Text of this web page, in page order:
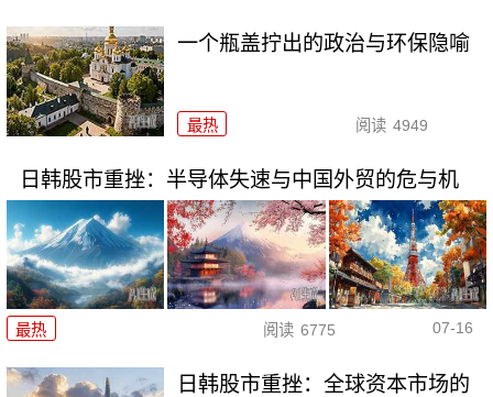
一个瓶盖拧出的政治与环保隐喻
最热 阅读 4949
日韩股市重挫：半导体失速与中国外贸的危与机
最热 阅读 6775 07-16
日韩股市重挫：全球资本市场的